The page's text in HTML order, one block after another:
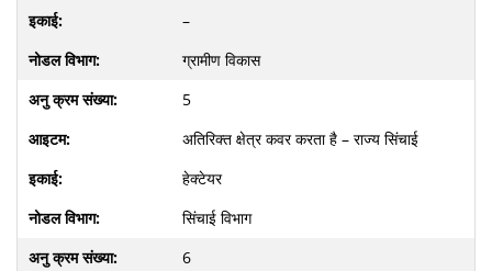
–
ग्रामीण विकास
5
अतिरिक्त क्षेत्र कवर करता है – राज्य सिंचाई
हेक्टेयर
सिंचाई विभाग
6